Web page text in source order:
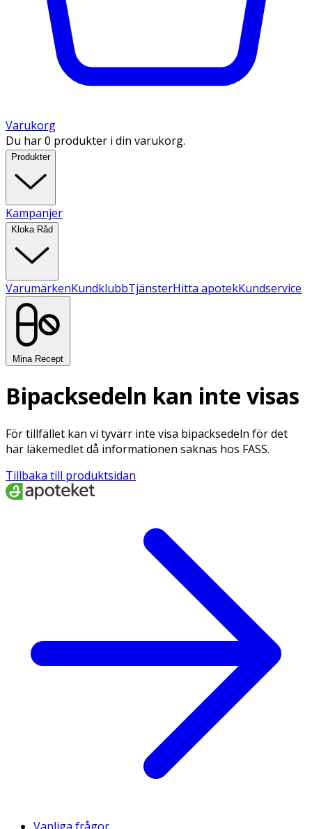
Varukorg
Du har 0 produkter i din varukorg.
Produkter
Kampanjer
Kloka Råd
VarumärkenKundklubbTjänsterHitta apotekKundservice
Mina Recept
Bipacksedeln kan inte visas
För tillfället kan vi tyvärr inte visa bipacksedeln för det
här läkemedlet då informationen saknas hos FASS.
Tillbaka till produktsidan